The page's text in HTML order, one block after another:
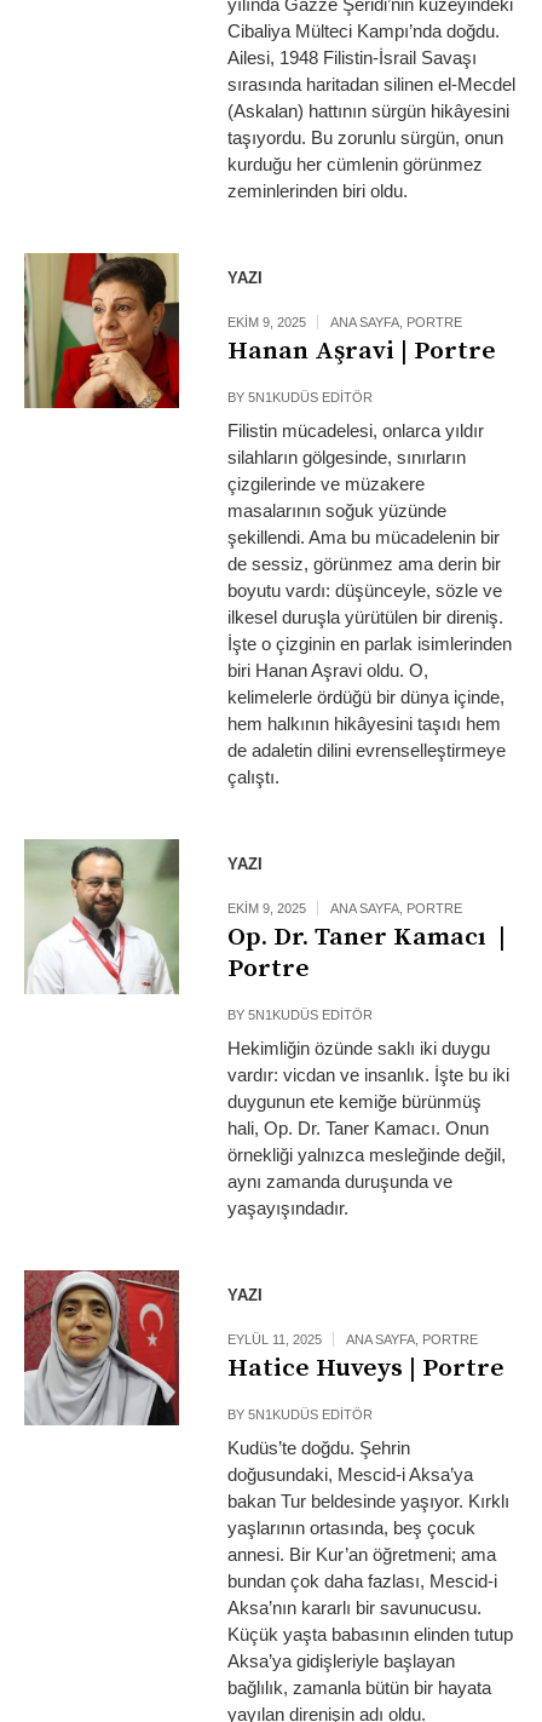
Cibaliya Mülteci Kampı’nda doğdu.
Ailesi, 1948 Filistin-İsrail Savaşı
sırasında haritadan silinen el-Mecdel
(Askalan) hattının sürgün hikâyesini
taşıyordu. Bu zorunlu sürgün, onun
kurduğu her cümlenin görünmez
zeminlerinden biri oldu.
YAZI
EKIM 9, 2025 ANA SAYFA PORTRE
Hanan Aşravi | Portre
BY5N1KUDÜS EDITÖR
Filistin mücadelesi, onlarca yıldır
silahların gölgesinde, sınırların
çizgilerinde ve müzakere
masalarının soğuk yüzünde
şekillendi. Ama bu mücadelenin bir
de sessiz, görünmez ama derin bir
boyutu vardı: düşünceyle, sözle ve
ilkesel duruşla yürütülen bir direniş.
İşte o çizginin en parlak isimlerinden
biri Hanan Aşravi oldu. O,
kelimelerle ördüğü bir dünya içinde,
hem halkının hikâyesini taşıdı hem
de adaletin dilini evrenselleştirmeye
çalıştı.
YAZI
EKIM 9, 2025 ANA SAYFA PORTRE
Op. Dr. Taner Kamacı |
Portre
BY5N1KUDÜS EDITÖR
Hekimliğin özünde saklı iki duygu
vardır: vicdan ve insanlık. İşte bu iki
duygunun ete kemiğe bürünmüş
hali, Op. Dr. Taner Kamacı. Onun
örnekliği yalnızca mesleğinde değil,
aynı zamanda duruşunda ve
yaşayışındadır.
YAZI
EYLÜL 11, 2025 ANA SAYFA PORTRE
Hatice Huveys | Portre
BY5N1KUDÜS EDITÖR
Kudüs’te doğdu. Şehrin
doğusundaki, Mescid-i Aksa’ya
bakan Tur beldesinde yaşıyor. Kırklı
yaşlarının ortasında, beş çocuk
annesi. Bir Kur’an öğretmeni; ama
bundan çok daha fazlası, Mescid-i
Aksa’nın kararlı bir savunucusu.
Küçük yaşta babasının elinden tutup
Aksa’ya gidişleriyle başlayan
bağlılık, zamanla bütün bir hayata
yayılan direnişin adı oldu.